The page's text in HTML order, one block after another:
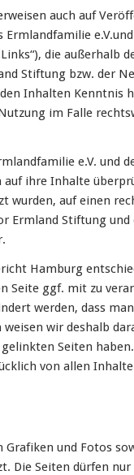
auch auf
die außerhalb
Stiftung bzw. der
Inhalten Kenntnis
im Falle
e.V. und
ihre Inhalte
wurden, auf einen
Ermland Stiftung und
Hamburg
Seite ggf. mit zu
werden, dass
wir deshalb
Seiten
von allen
Grafiken und Fotos
Die Seiten dürfen